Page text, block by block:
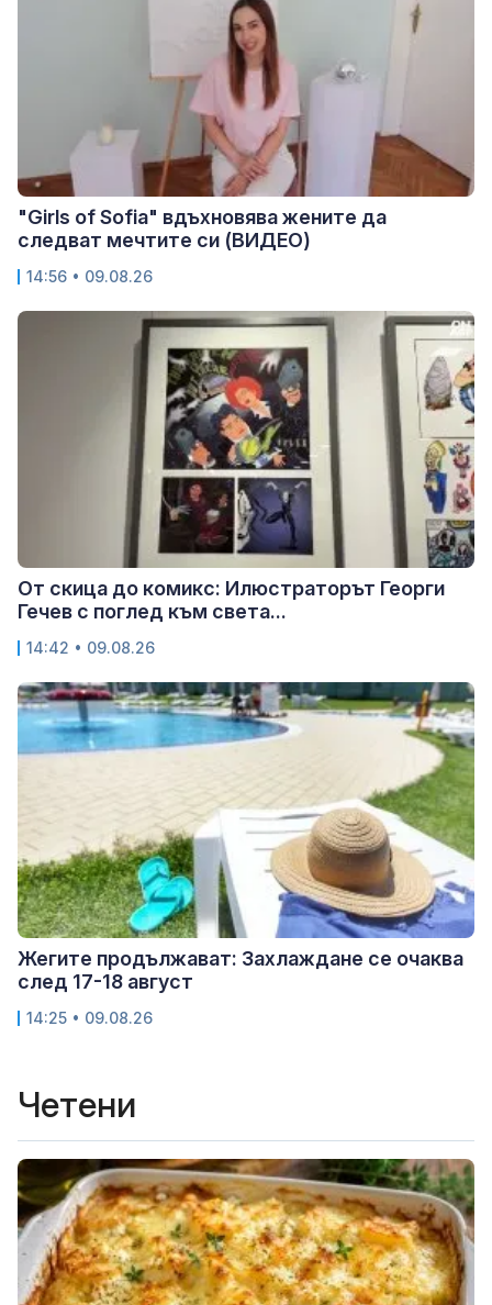
"Girls of Sofia" вдъхновява жените да
следват мечтите си (ВИДЕО)
14:56 • 09.08.26
От скица до комикс: Илюстраторът Георги
Гечев с поглед към света...
14:42 • 09.08.26
Жегите продължават: Захлаждане се очаква
след 17-18 август
14:25 • 09.08.26
Четени